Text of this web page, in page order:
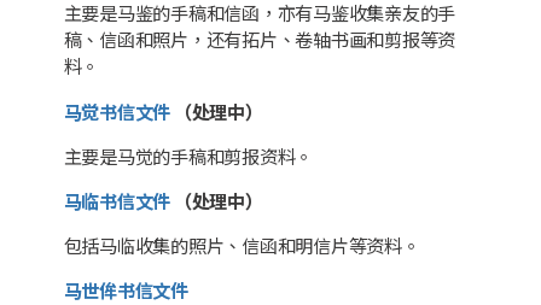
主要是马鉴的手稿和信函，亦有马鉴收集亲友的手
稿、信函和照片，还有拓片、卷轴书画和剪报等资
料。
马觉书信文件 （处理中）
主要是马觉的手稿和剪报资料。
马临书信文件 （处理中）
包括马临收集的照片、信函和明信片等资料。
马世侔书信文件